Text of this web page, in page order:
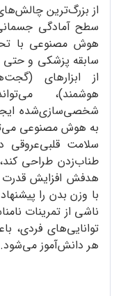
از بزرگ‌ترین
سطح آمادگی
هوش مصنوعی با
سابقه پزشکی و
از ابزارهای
هوشمند)،
شخصی‌سازی‌شده
به هوش مصنوعی
سلامت قلبی‌عروقی
طناب‌زدن طراحی
هدفش افزایش قدرت
با وزن بدن را
ناشی از تمرینات
توانایی‌های فردی،
هر دانش‌آموز می‌شود.